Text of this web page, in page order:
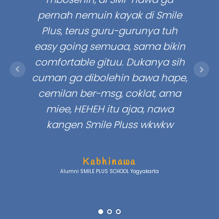
pernah nemuin kayak di Smile
Plus, terus guru-gurunya tuh
easy going semuaa, sama bikin
comfortable gituu. Dukanya sih
cuman ga dibolehin bawa hape,
cemilan ber-msg, coklat, ama
miee, HEHEH itu ajaa, nawa
kangen Smile Pluss wkwkw
Kabhinawa
Alumni SMILE PLUS SCHOOL Yogyakarta